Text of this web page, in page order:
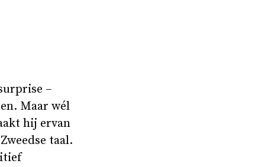
–
Maar wél
hij ervan
taal.